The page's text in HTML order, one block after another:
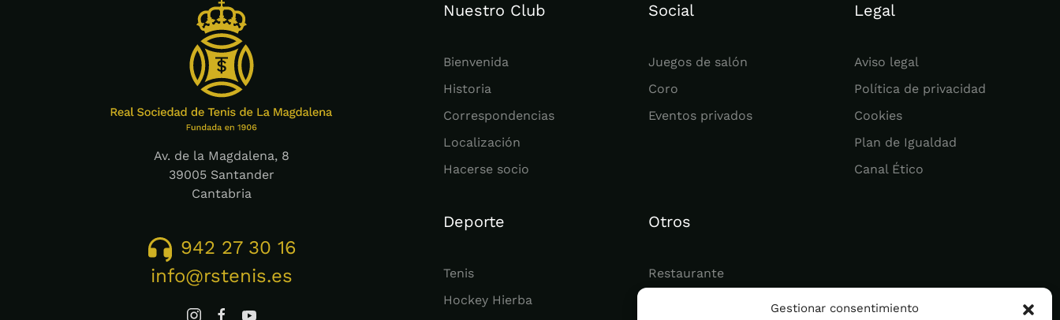
Gestionar consentimiento
Av. de la Magdalena, 8
39005 Santander
Cantabria
942 27 30 16
info@rstenis.es
Nuestro Club
Bienvenida
Historia
Correspondencias
Localización
Hacerse socio
Deporte
Tenis
Hockey Hierba
Social
Juegos de salón
Coro
Eventos privados
Otros
Restaurante
Legal
Aviso legal
Política de privacidad
Cookies
Plan de Igualdad
Canal Ético